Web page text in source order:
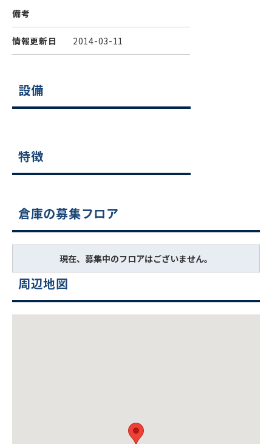
備考
情報更新日 2014-03-11
設備
特徴
倉庫の募集フロア
現在、募集中のフロアはございません。
周辺地図